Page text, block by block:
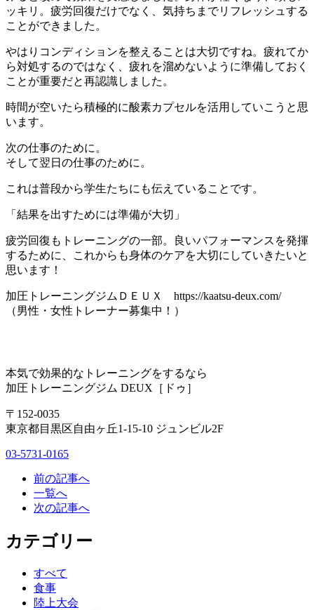
ッキリ。疲労回復だけでなく、気持ちまでリフレッシュする
ことができました。
やはりコンディションを整えることは大切ですね。疲れてか
ら対処するのではなく、疲れを溜めないように準備しておく
ことが重要だと再認識しました。
時間が空いたら積極的に酸素カプセルを活用していこうと思
います。
次の仕事のために。
そして翌日の仕事のために。
これは普段から学生たちにも伝えていることです。
「結果を出すためには準備が大切」
疲労回復もトレーニングの一部。良いパフォーマンスを発揮
するために、これからも身体のケアを大切にしていきたいと
思います！
加圧トレーニングジムＤＥＵＸ https://kaatsu-deux.com/
（男性・女性トレーナー募集中！）
本気で効果的なトレーニングをするなら
加圧トレーニングジム DEUX［ドゥ］
〒152-0035
東京都目黒区自由ヶ丘1-15-10 ジュンビル2F
03-5731-0165
前の記事へ
一覧へ
次の記事へ
カテゴリー
すべて
食事
陸上大会